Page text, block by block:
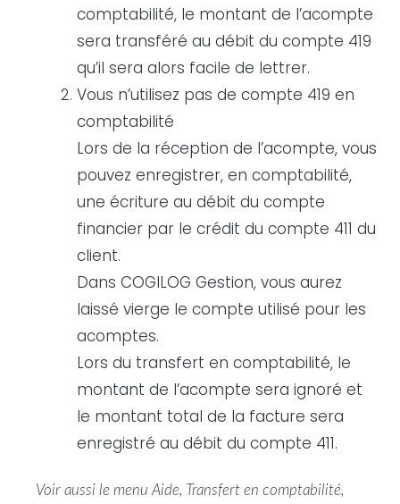
comptabilité, le montant de l’acompte
sera transféré au débit du compte 419
qu’il sera alors facile de lettrer.
Vous n’utilisez pas de compte 419 en
comptabilité
Lors de la réception de l’acompte, vous
pouvez enregistrer, en comptabilité,
une écriture au débit du compte
financier par le crédit du compte 411 du
client.
Dans COGILOG Gestion, vous aurez
laissé vierge le compte utilisé pour les
acomptes.
Lors du transfert en comptabilité, le
montant de l’acompte sera ignoré et
le montant total de la facture sera
enregistré au débit du compte 411.
Voir aussi le menu Aide, Transfert en comptabilité,